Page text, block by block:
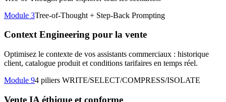
Module 3Tree-of-Thought + Step-Back Prompting
Context Engineering pour la vente
Optimisez le contexte de vos assistants commerciaux : historique
client, catalogue produit et conditions tarifaires en temps réel.
Module 94 piliers WRITE/SELECT/COMPRESS/ISOLATE
Vente IA éthique et conforme